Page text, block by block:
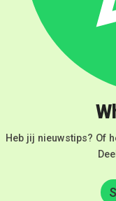
Heb jij nieuwstips? Of